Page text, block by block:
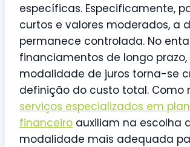
específicas. Especificamente,
curtos e valores moderados, a
permanece controlada. No
financiamentos de longo prazo,
modalidade de juros torna-se
definição do custo total. Como
serviços especializados em
financeiro auxiliam na escolha
modalidade mais adequada